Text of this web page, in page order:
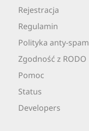
Rejestracja
Regulamin
Polityka anty-spam
Zgodność z RODO
Pomoc
Status
Developers